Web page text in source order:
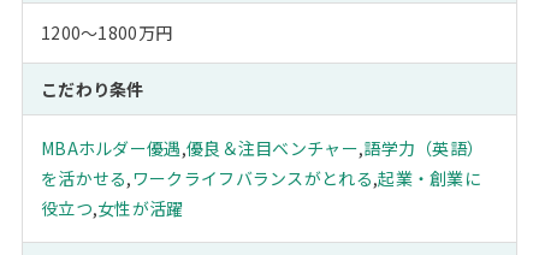
1200～1800万円
こだわり条件
MBAホルダー優遇,優良＆注目ベンチャー,語学力（英語）
を活かせる, ワークライフバランスがとれる,起業・創業に
役立つ,女性が活躍